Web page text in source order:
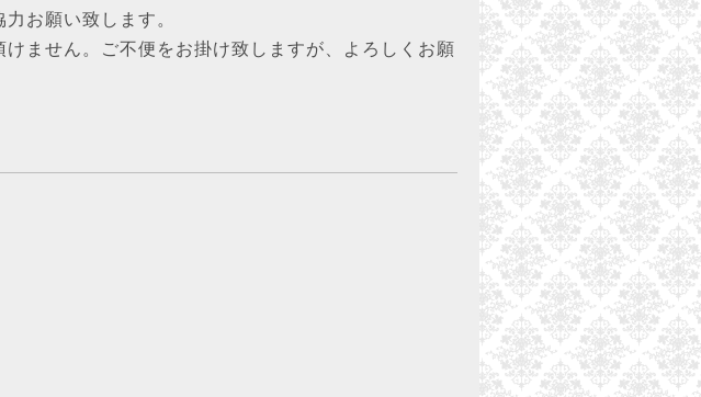
お願い致します。
せん。ご不便をお掛け致しますが、よろしくお願